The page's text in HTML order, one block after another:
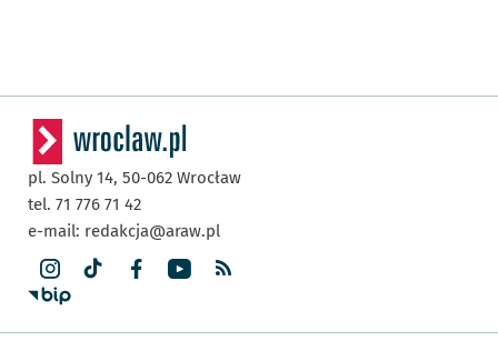
pl. Solny 14, 50-062 Wrocław
tel. 71 776 71 42
e-mail: redakcja@araw.pl